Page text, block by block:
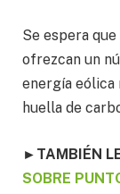
Se espera
ofrezcan un
energía eólica
huella de
►TAMBIÉN
SOBRE